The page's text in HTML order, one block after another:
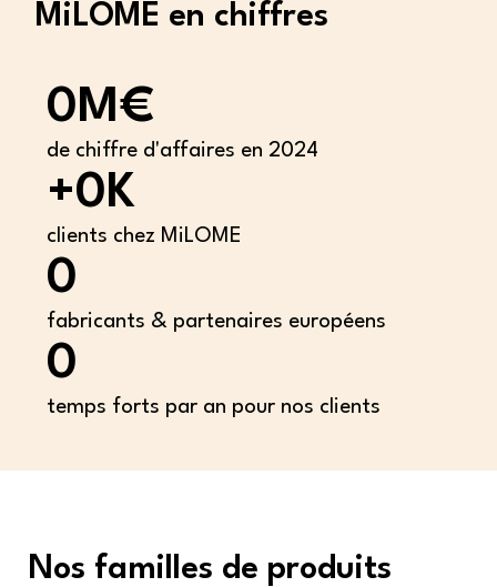
Prénom Nom
MiLOME en chiffres
de chiffre d'affaires en 2024
0M€
clients chez MiLOME
+0K
fabricants & partenaires européens
0
temps forts par an pour nos clients
0
Nos familles de produits